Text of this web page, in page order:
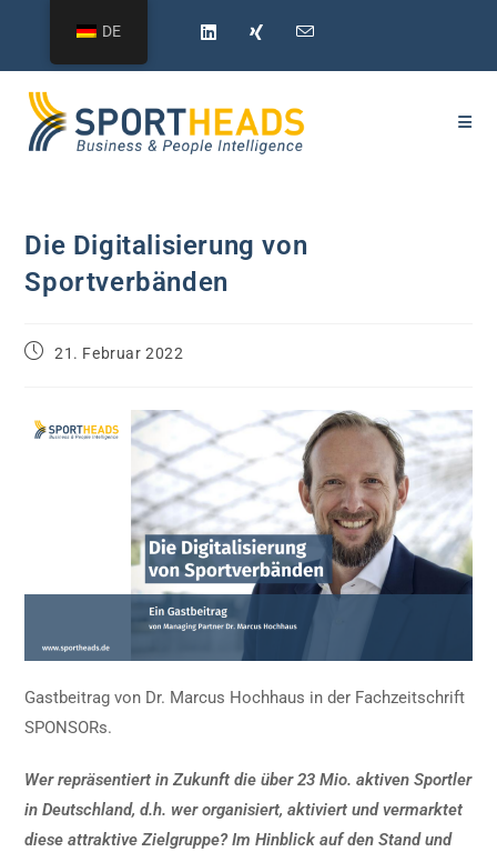
springen
Die Digitalisierung von
Sportverbänden
Beitrag21. Februar 2022
Gastbeitrag von Dr. Marcus Hochhaus in der Fachzeitschrift
SPONSORs.
Wer repräsentiert in Zukunft die über 23 Mio. aktiven Sportler
in Deutschland, d.h. wer organisiert, aktiviert und vermarktet
diese attraktive Zielgruppe? Im Hinblick auf den Stand und
DE